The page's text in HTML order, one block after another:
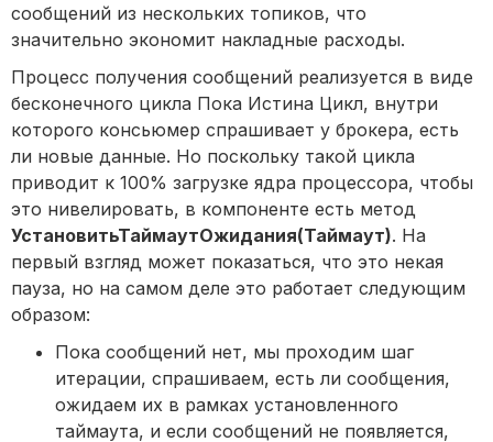
сообщений из нескольких топиков, что
значительно экономит накладные расходы.
Процесс получения сообщений реализуется в виде
бесконечного цикла Пока Истина Цикл, внутри
которого консьюмер спрашивает у брокера, есть
ли новые данные. Но поскольку такой цикла
приводит к 100% загрузке ядра процессора, чтобы
это нивелировать, в компоненте есть метод
УстановитьТаймаутОжидания(Таймаут). На
первый взгляд может показаться, что это некая
пауза, но на самом деле это работает следующим
образом:
Пока сообщений нет, мы проходим шаг
итерации, спрашиваем, есть ли сообщения,
ожидаем их в рамках установленного
таймаута, и если сообщений не появляется,